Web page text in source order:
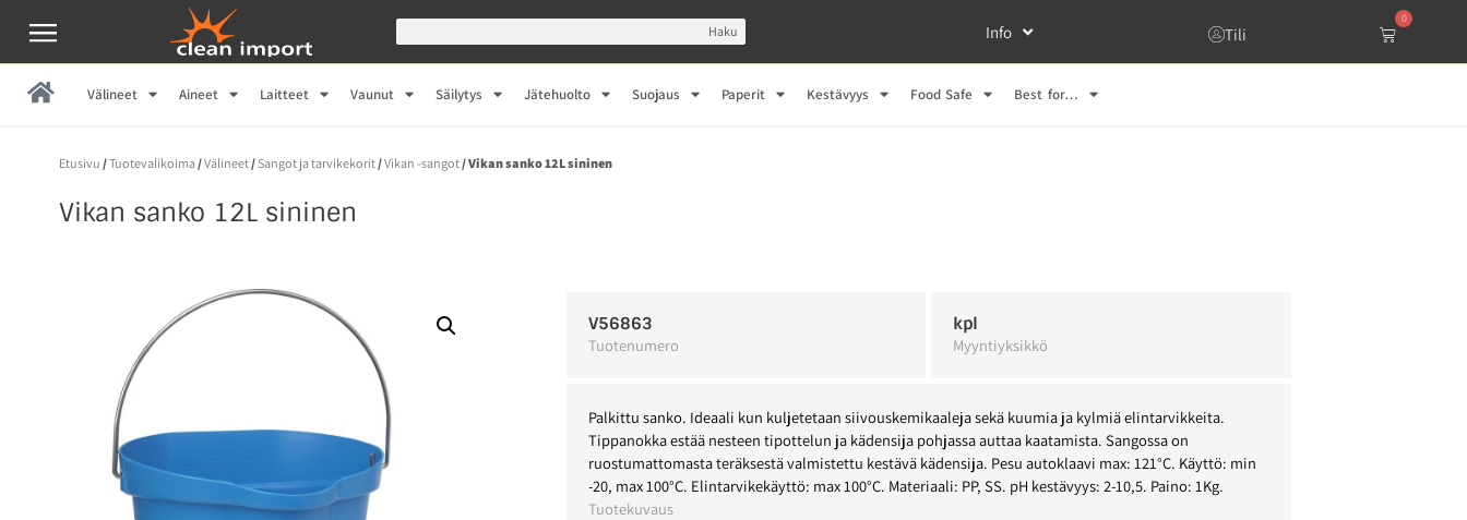
Haku Info Tili
0
Välineet Aineet Laitteet Vaunut Säilytys Jätehuolto Suojaus Paperit Kestävyys Food Safe Best for…
Etusivu /Tuotevalikoima/Välineet/ Sangot ja tarvikekorit/Vikan -sangot/ Vikan sanko 12L sininen
Vikan sanko 12L sininen
V56863
Tuotenumero
kpl
Myyntiyksikkö
Palkittu sanko. Ideaali kun kuljetetaan siivouskemikaaleja sekä kuumia ja kylmiä elintarvikkeita.
Tippanokka estää nesteen tipottelun ja kädensija pohjassa auttaa kaatamista. Sangossa on
ruostumattomasta teräksestä valmistettu kestävä kädensija. Pesu autoklaavi max: 121°C. Käyttö: min
-20, max 100°C. Elintarvikekäyttö: max 100°C. Materiaali: PP, SS. pH kestävyys: 2-10,5. Paino: 1Kg.
Tuotekuvaus